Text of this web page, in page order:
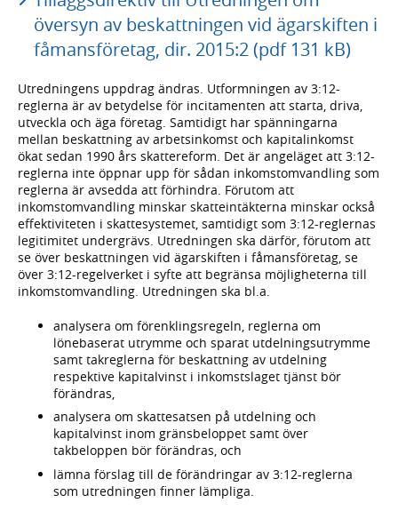
översyn av beskattningen vid ägarskiften i
fåmansföretag, dir. 2015:2 (pdf 131 kB)
Utredningens uppdrag ändras. Utformningen av 3:12-
reglerna är av betydelse för incitamenten att starta, driva,
utveckla och äga företag. Samtidigt har spänningarna
mellan beskattning av arbetsinkomst och kapitalinkomst
ökat sedan 1990 års skattereform. Det är angeläget att 3:12-
reglerna inte öppnar upp för sådan inkomstomvandling som
reglerna är avsedda att förhindra. Förutom att
inkomstomvandling minskar skatteintäkterna minskar också
effektiviteten i skattesystemet, samtidigt som 3:12-reglernas
legitimitet undergrävs. Utredningen ska därför, förutom att
se över beskattningen vid ägarskiften i fåmansföretag, se
över 3:12-regelverket i syfte att begränsa möjligheterna till
inkomstomvandling. Utredningen ska bl.a.
analysera om förenklingsregeln, reglerna om
lönebaserat utrymme och sparat utdelningsutrymme
samt takreglerna för beskattning av utdelning
respektive kapitalvinst i inkomstslaget tjänst bör
förändras,
analysera om skattesatsen på utdelning och
kapitalvinst inom gränsbeloppet samt över
takbeloppen bör förändras, och
lämna förslag till de förändringar av 3:12-reglerna
som utredningen finner lämpliga.